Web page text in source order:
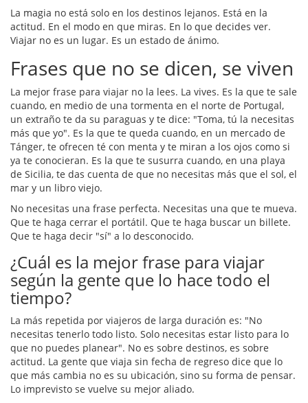
La magia no está solo en los destinos lejanos. Está en la
actitud. En el modo en que miras. En lo que decides ver.
Viajar no es un lugar. Es un estado de ánimo.
Frases que no se dicen, se viven
La mejor frase para viajar no la lees. La vives. Es la que te sale
cuando, en medio de una tormenta en el norte de Portugal,
un extraño te da su paraguas y te dice: "Toma, tú la necesitas
más que yo". Es la que te queda cuando, en un mercado de
Tánger, te ofrecen té con menta y te miran a los ojos como si
ya te conocieran. Es la que te susurra cuando, en una playa
de Sicilia, te das cuenta de que no necesitas más que el sol, el
mar y un libro viejo.
No necesitas una frase perfecta. Necesitas una que te mueva.
Que te haga cerrar el portátil. Que te haga buscar un billete.
Que te haga decir "sí" a lo desconocido.
¿Cuál es la mejor frase para viajar
según la gente que lo hace todo el
tiempo?
La más repetida por viajeros de larga duración es: "No
necesitas tenerlo todo listo. Solo necesitas estar listo para lo
que no puedes planear". No es sobre destinos, es sobre
actitud. La gente que viaja sin fecha de regreso dice que lo
que más cambia no es su ubicación, sino su forma de pensar.
Lo imprevisto se vuelve su mejor aliado.